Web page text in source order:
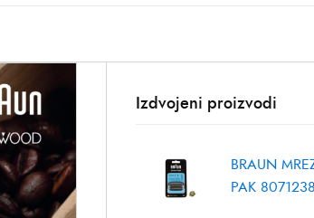
Izdvojeni proizvodi
BRAUN
PAK